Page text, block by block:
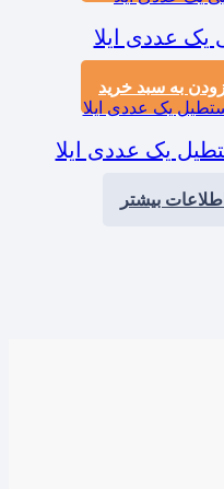
یک عددی ایلا
به سبد خرید
یک عددی ایلا
اطلاعات بیشتر